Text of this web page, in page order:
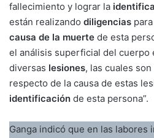
fallecimiento y lograr la
están realizando diligencias
causa de la muerte de esta
el análisis superficial del cuerpo
diversas lesiones, las cuales
respecto de la causa de estas
identificación de esta persona”.
Ganga indicó que en las labores